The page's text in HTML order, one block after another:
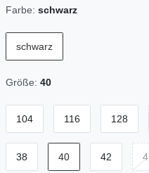
Farbe: schwarz
schwarz
Größe: 40
104 116 128
38 40 42